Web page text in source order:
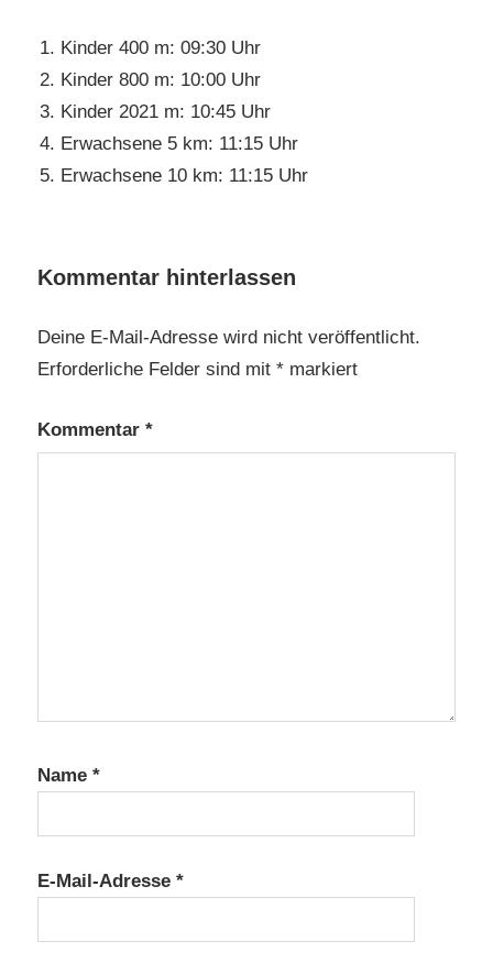
Kinder 400 m: 09:30 Uhr
Kinder 800 m: 10:00 Uhr
Kinder 2021 m: 10:45 Uhr
Erwachsene 5 km: 11:15 Uhr
Erwachsene 10 km: 11:15 Uhr
Kommentar hinterlassen
Deine E-Mail-Adresse wird nicht veröffentlicht.
Erforderliche Felder sind mit * markiert
Kommentar *
Name *
E-Mail-Adresse *